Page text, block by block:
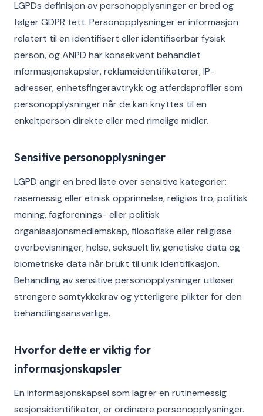
LGPDs definisjon av personopplysninger er bred og
følger GDPR tett. Personopplysninger er informasjon
relatert til en identifisert eller identifiserbar fysisk
person, og ANPD har konsekvent behandlet
informasjonskapsler, reklameidentifikatorer, IP-
adresser, enhetsfingeravtrykk og atferdsprofiler som
personopplysninger når de kan knyttes til en
enkeltperson direkte eller med rimelige midler.
Sensitive personopplysninger
LGPD angir en bred liste over sensitive kategorier:
rasemessig eller etnisk opprinnelse, religiøs tro, politisk
mening, fagforenings- eller politisk
organisasjonsmedlemskap, filosofiske eller religiøse
overbevisninger, helse, seksuelt liv, genetiske data og
biometriske data når brukt til unik identifikasjon.
Behandling av sensitive personopplysninger utløser
strengere samtykkekrav og ytterligere plikter for den
behandlingsansvarlige.
Hvorfor dette er viktig for
informasjonskapsler
En informasjonskapsel som lagrer en rutinemessig
sesjonsidentifikator, er ordinære personopplysninger.